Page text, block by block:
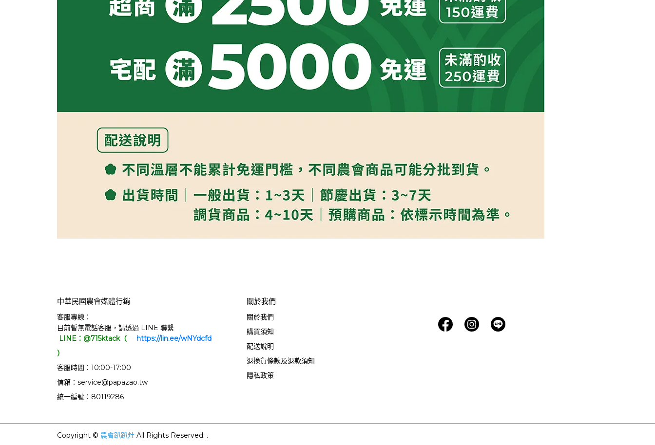
中華民國農會媒體行銷
客服專線：
目前暫無電話客服，請透過 LINE 聯繫
LINE：@715ktack（
）
客服時間：10:00-17:00
信箱：service@papazao.tw
統一編號：80119286
關於我們
關於我們
購買須知
配送說明
退換貨條款及退款須知
隱私政策
Copyright © 農會趴趴灶 All Rights Reserved. .